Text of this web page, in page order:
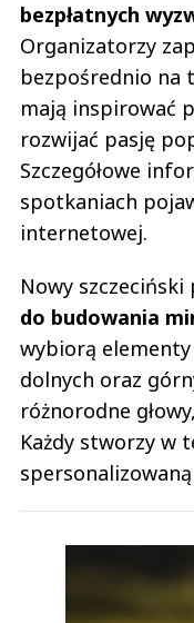
bezpłatnych
Organizatorzy
bezpośrednio na
mają inspirować
rozwijać pasję
Szczegółowe
spotkaniach
internetowej.
Nowy
do budowania
wybiorą
dolnych oraz
różnorodne
Każdy stworzy w